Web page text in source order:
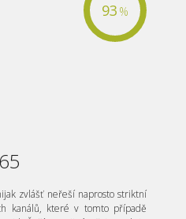
93 %
zvlášť neřeší naprosto striktní
kanálů, které v tomto případě